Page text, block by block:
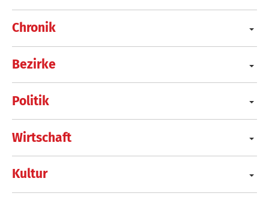
Chronik
Bezirke
Politik
Wirtschaft
Kultur